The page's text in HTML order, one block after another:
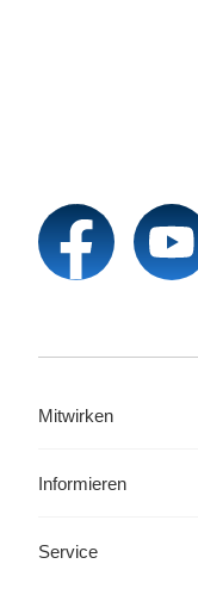
Mitwirken
Informieren
Service